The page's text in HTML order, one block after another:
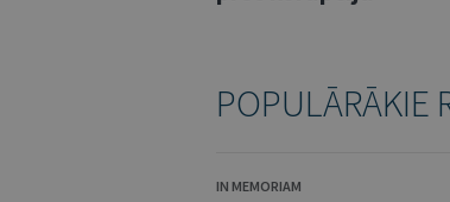
POPULĀRĀKIE
IN MEMORIAM